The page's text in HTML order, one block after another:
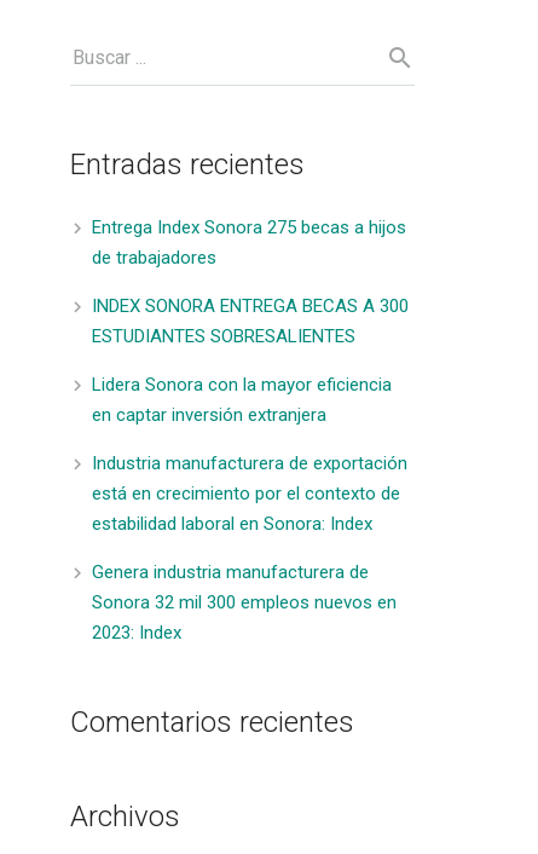
Entradas recientes
Entrega Index Sonora 275 becas a hijos
de trabajadores
INDEX SONORA ENTREGA BECAS A 300
ESTUDIANTES SOBRESALIENTES
Lidera Sonora con la mayor eficiencia
en captar inversión extranjera
Industria manufacturera de exportación
está en crecimiento por el contexto de
estabilidad laboral en Sonora: Index
Genera industria manufacturera de
Sonora 32 mil 300 empleos nuevos en
2023: Index
Comentarios recientes
Archivos